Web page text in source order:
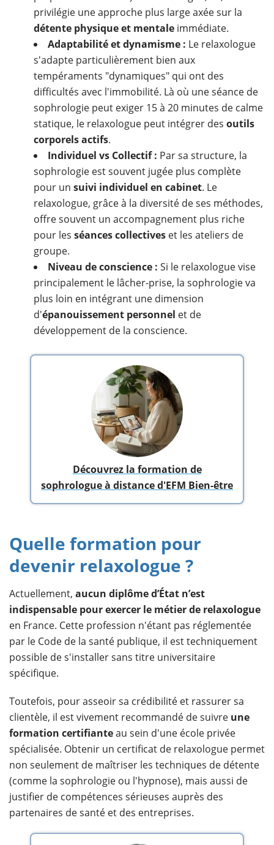
privilégie une approche plus large axée sur la
détente physique et mentale immédiate.
Adaptabilité et dynamisme : Le relaxologue
s'adapte particulièrement bien aux
tempéraments "dynamiques" qui ont des
difficultés avec l'immobilité. Là où une séance de
sophrologie peut exiger 15 à 20 minutes de calme
statique, le relaxologue peut intégrer des outils
corporels actifs.
Individuel vs Collectif : Par sa structure, la
sophrologie est souvent jugée plus complète
pour un suivi individuel en cabinet. Le
relaxologue, grâce à la diversité de ses méthodes,
offre souvent un accompagnement plus riche
pour les séances collectives et les ateliers de
groupe.
Niveau de conscience : Si le relaxologue vise
principalement le lâcher-prise, la sophrologie va
plus loin en intégrant une dimension
d'épanouissement personnel et de
développement de la conscience.
Découvrez la formation de
sophrologue à distance d'EFM Bien-être
Quelle formation pour
devenir relaxologue ?
Actuellement, aucun diplôme d’État n’est
indispensable pour exercer le métier de relaxologue
en France. Cette profession n'étant pas réglementée
par le Code de la santé publique, il est techniquement
possible de s'installer sans titre universitaire
spécifique.
Toutefois, pour asseoir sa crédibilité et rassurer sa
clientèle, il est vivement recommandé de suivre une
formation certifianteau sein d'une école privée
spécialisée. Obtenir un certificat de relaxologue permet
non seulement de maîtriser les techniques de détente
(comme la sophrologie ou l'hypnose), mais aussi de
justifier de compétences sérieuses auprès des
partenaires de santé et des entreprises.